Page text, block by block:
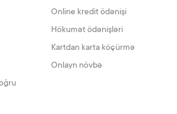
Online kredit ödənişi
Hökumət ödənişləri
Kartdan karta köçürmə
Onlayn növbə